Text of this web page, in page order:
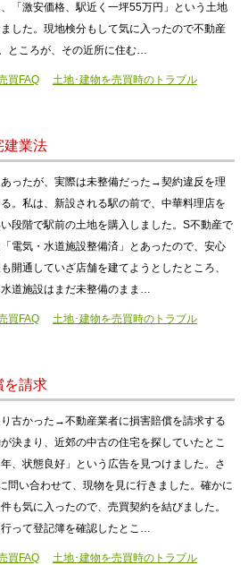
「激安価格、駅近く一坪55万円」という土地
した。現地検分もして気に入ったので不動産
ところが、その近所に住む…
買FAQ 土地･建物を売買時のトラブル
建業法
あったが、実際は未整備だった→契約違反を理
。私は、新設される駅の前で、中華料理店を
段階で駅前の土地を購入しました。S不動産で
電気・水道施設整備済」とあったので、安心
開通していざ店舗を建てようとしたところ、
道施設はまだ未整備のまま…
買FAQ 土地･建物を売買時のトラブル
を請求
古かった→不動産業者に損害賠償を請求する
決まり、近郊の中古の住宅を探していたとこ
、状態良好」という広告を見つけました。さ
問い合わせて、現物を見に行きました。確かに
も気に入ったので、売買契約を結びました。
って登記簿を確認したとこ…
買FAQ 土地･建物を売買時のトラブル